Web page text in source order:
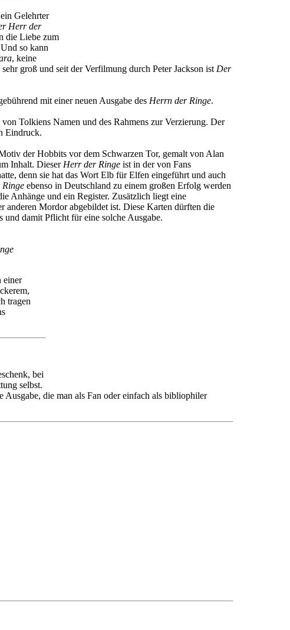
Gelehrter
Herr der
die Liebe zum
so kann
, keine
groß und seit der Verfilmung durch Peter Jackson ist Der
mit einer neuen Ausgabe des Herrn der Ringe.
Tolkiens Namen und des Rahmens zur Verzierung. Der
Eindruck.
der Hobbits vor dem Schwarzen Tor, gemalt von Alan
Inhalt. Dieser Herr der Ringe ist in der von Fans
denn sie hat das Wort Elb für Elfen eingeführt und auch
ebenso in Deutschland zu einem großen Erfolg werden
Anhänge und ein Register. Zusätzlich liegt eine
anderen Mordor abgebildet ist. Diese Karten dürften die
und damit Pflicht für eine solche Ausgabe.
einer
tragen
bei
selbst.
die man als Fan oder einfach als bibliophiler